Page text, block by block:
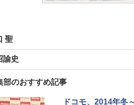
聖
諭史
部のおすすめ記事
ドコモ、2014年冬